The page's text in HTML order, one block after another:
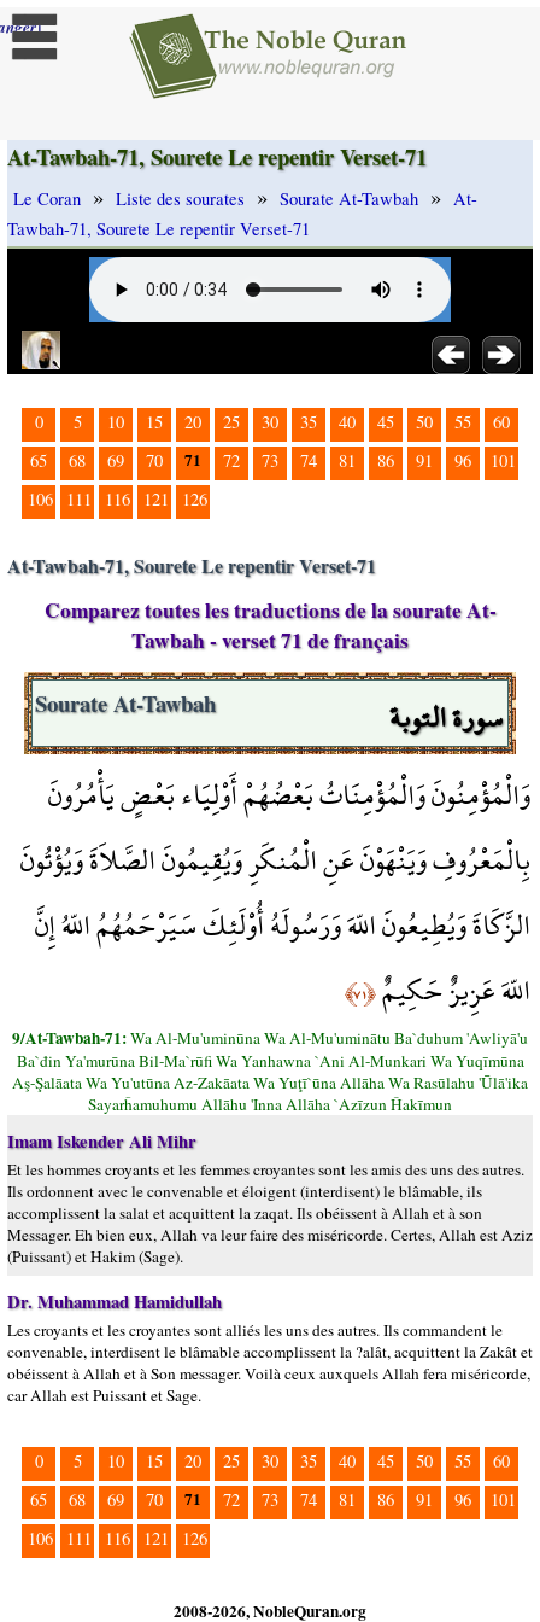
]
At-Tawbah-71, Sourete Le repentir Verset-71
Le Coran » Liste des sourates » Sourate At-Tawbah » At-
Tawbah-71, Sourete Le repentir Verset-71
0 5 10 15 20 25 30 35 40 45 50 55
60
65
68 69 70 71 72 73 74 81 86 91 96
101
106
111 116 121 126
At-Tawbah-71, Sourete Le repentir Verset-71
Comparez toutes les traductions de la sourate At-
Tawbah - verset 71 de français
سورة التوبة Sourate At-Tawbah
وَالْمُؤْمِنُونَ وَالْمُؤْمِنَاتُ بَعْضُهُمْ أَوْلِيَاء بَعْضٍ يَأْمُرُونَ
بِالْمَعْرُوفِ وَيَنْهَوْنَ عَنِ الْمُنكَرِ وَيُقِيمُونَ الصَّلاَةَ وَيُؤْتُونَ
الزَّكَاةَ وَيُطِيعُونَ اللّهَ وَرَسُولَهُ أُوْلَئِكَ سَيَرْحَمُهُمُ اللّهُ إِنَّ
اللّهَ عَزِيزٌ حَكِيمٌ﴿٧١﴾
9/At-Tawbah-71:Wa Al-Mu'uminūna Wa Al-Mu'uminātu Ba`đuhum 'Awliyā'u
Ba`đin Ya'murūna Bil-Ma`rūfi Wa Yanhawna `Ani Al-Munkari Wa Yuqīmūna
Aş-Şalāata Wa Yu'utūna Az-Zakāata Wa Yuţī`ūna Allāha Wa Rasūlahu 'Ūlā'ika
Sayarĥamuhumu Allāhu 'Inna Allāha `Azīzun Ĥakīmun
Imam Iskender Ali Mihr
Et les hommes croyants et les femmes croyantes sont les amis des uns des autres.
Ils ordonnent avec le convenable et éloigent (interdisent) le blâmable, ils
accomplissent la salat et acquittent la zaqat. Ils obéissent à Allah et à son
Messager. Eh bien eux, Allah va leur faire des miséricorde. Certes, Allah est Aziz
(Puissant) et Hakim (Sage).
Dr. Muhammad Hamidullah
Les croyants et les croyantes sont alliés les uns des autres. Ils commandent le
convenable, interdisent le blâmable accomplissent la ?alât, acquittent la Zakât et
obéissent à Allah et à Son messager. Voilà ceux auxquels Allah fera miséricorde,
car Allah est Puissant et Sage.
0 5 10 15 20 25 30 35 40 45 50 55
60
65
68 69 70 71 72 73 74 81 86 91 96
101
106
111 116 121 126
2008-2026, NobleQuran.org